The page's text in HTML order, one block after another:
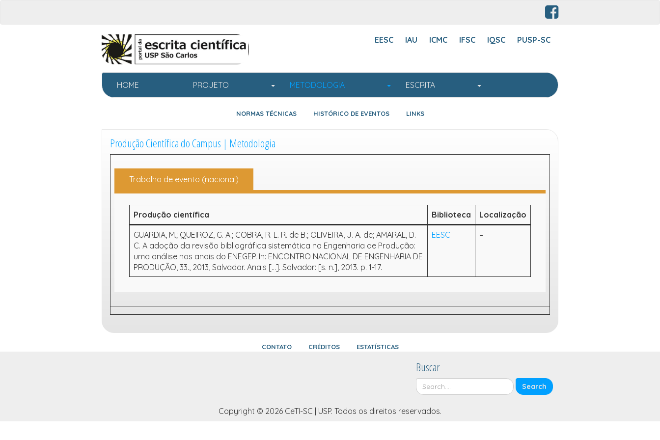
EESC IAU ICMC IFSC IQSC PUSP-SC
HOME PROJETO METODOLOGIA ESCRITA
NORMAS TÉCNICAS HISTÓRICO DE EVENTOS LINKS
Produção Científica do Campus | Metodologia
Trabalho de evento (nacional)
Produção científica Biblioteca Localização
GUARDIA, M.; QUEIROZ, G. A.; COBRA, R. L. R. de B.; OLIVEIRA, J. A. de; AMARAL, D.
C. A adoção da revisão bibliográfica sistemática na Engenharia de Produção:
uma análise nos anais do ENEGEP. In: ENCONTRO NACIONAL DE ENGENHARIA DE
PRODUÇÃO, 33., 2013, Salvador. Anais [...]. Salvador: [s. n.], 2013. p. 1-17.
EESC –
CONTATO CRÉDITOS ESTATÍSTICAS
Buscar
Copyright © 2026 CeTI-SC | USP. Todos os direitos reservados.